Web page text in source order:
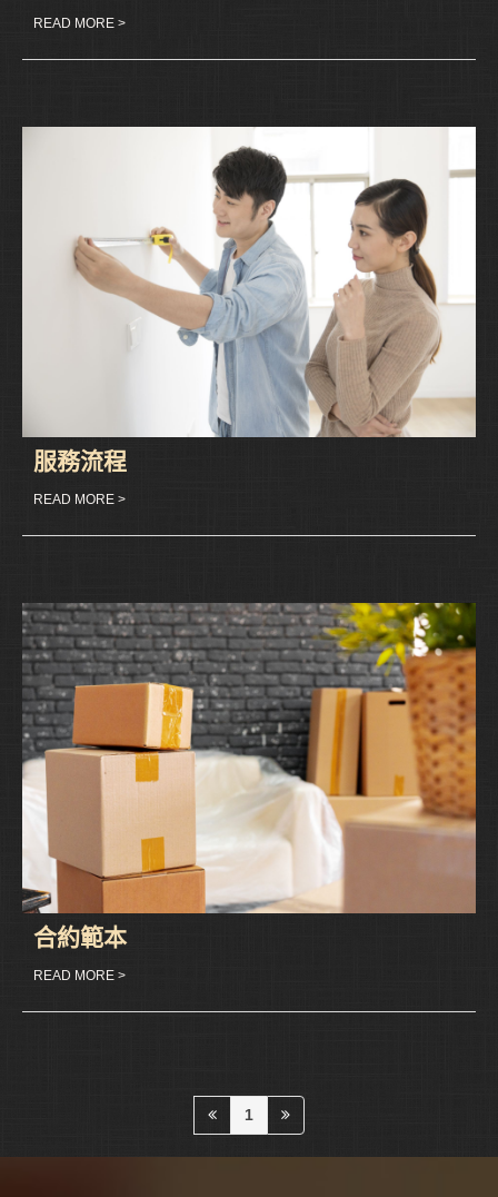
READ MORE >
服務流程
READ MORE >
合約範本
READ MORE >
1